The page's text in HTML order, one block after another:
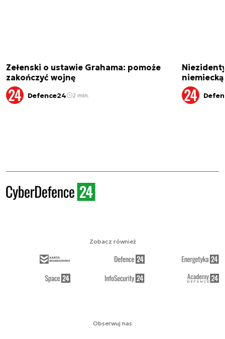
Zełenski o ustawie Grahama: pomoże
zakończyć wojnę
Defence24 2 min.
Obserwuj nas
Zobacz również